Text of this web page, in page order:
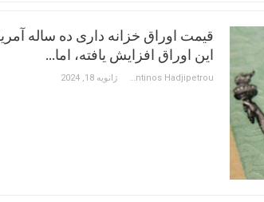
قیمت اوراق خزانه داری ده ساله
این اوراق افزایش یافته، اما…
Constantinos Hadjipetrou ژانویه 18, 2024